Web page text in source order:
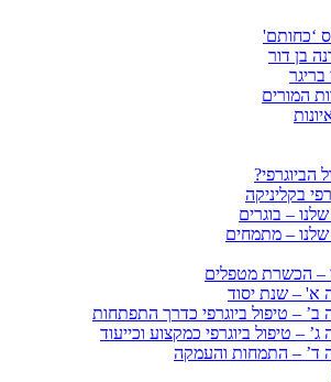
‘כחותם'
בן דור
בריגר
המורים
הביוגרפי?
בקליניקה
– בוגרים
– מתמחים
– הכשרת מטפלים
א' – שנת יסוד
ב’ – טיפול ביוגרפי כדרך התפתחות
ג’ – טיפול ביוגרפי כמקצוע וכייעוד
ד’ – התמחות והעמקה